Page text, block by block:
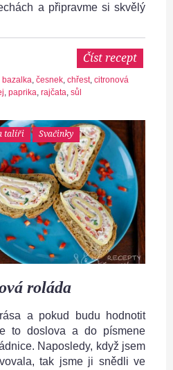
a připravme si skvělý
Číst recept
bazalka česnek chřest, citronová
paprika rajčata sůl
talíři Svačinky
roláda
a pokud budu hodnotit
to doslova a do písmene
Naposledy, když jsem
tak jsme ji snědli ve